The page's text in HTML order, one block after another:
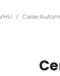
/ Casse